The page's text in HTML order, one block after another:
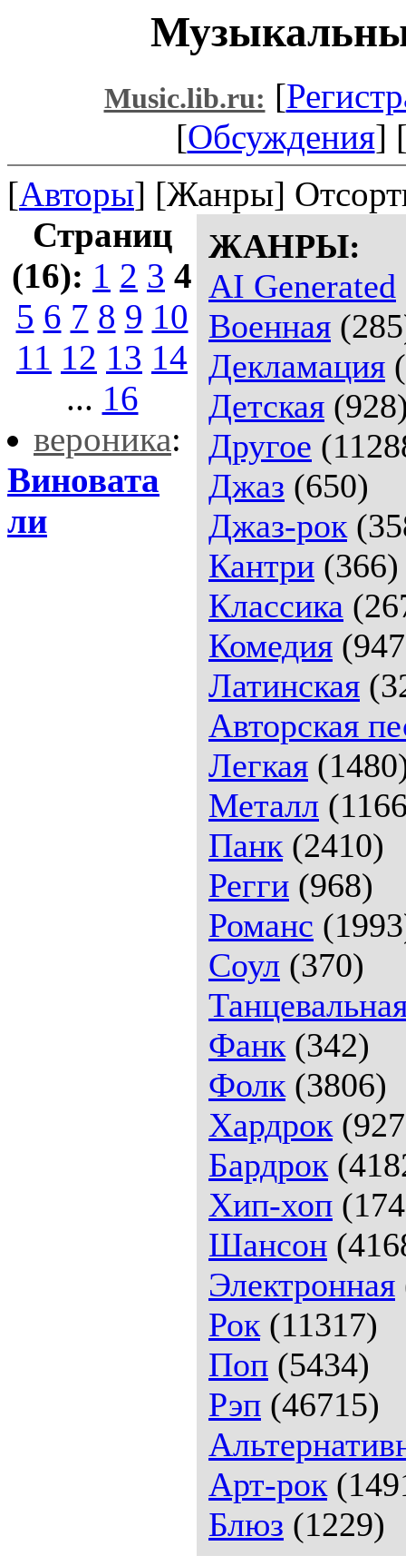
Music.lib.ru: [
[Обсуждения]
[Авторы] [Жанры]
ЖАНРЫ:
AI Generated
Военная
Декламация
Детская
Другое
Джаз (650)
Джаз-рок
Кантри (366)
Классика
Комедия
Латинская
Авторская
Легкая
Металл
Панк(2410)
Регги (968)
Романс
Соул (370)
Фанк(342)
Фолк(3806)
Хардрок
Бардрок
Хип-хоп
Шансон
Электронная
Рок(11317)
Поп (5434)
Рэп (46715)
Арт-рок
Блюз (1229)
Страниц
(16): 1 2 3 4
5 6 7 8 9 10
11 12 13 14
... 16
вероника:
Виновата
ли